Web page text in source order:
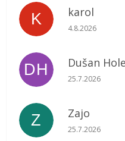
K karol
Hodnotenie
4.8.2026
DH Dušan
Hodnotenie
25.7.2026
Z Zajo
Hodnotenie
25.7.2026